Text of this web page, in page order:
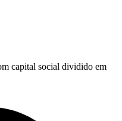
capital social dividido em